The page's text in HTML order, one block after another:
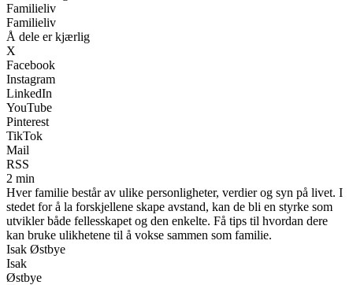
Familieliv
Familieliv
Å dele er kjærlig
X
Facebook
Instagram
LinkedIn
YouTube
Pinterest
TikTok
Mail
RSS
2 min
Hver familie består av ulike personligheter, verdier og syn på livet. I
stedet for å la forskjellene skape avstand, kan de bli en styrke som
utvikler både fellesskapet og den enkelte. Få tips til hvordan dere
kan bruke ulikhetene til å vokse sammen som familie.
Isak Østbye
Isak
Østbye